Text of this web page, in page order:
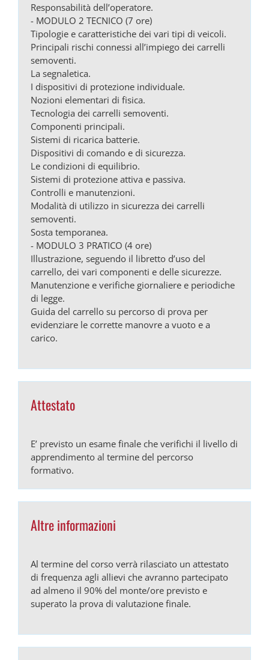
Responsabilità dell’operatore.
- MODULO 2 TECNICO (7 ore)
Tipologie e caratteristiche dei vari tipi di veicoli.
Principali rischi connessi all’impiego dei carrelli
semoventi.
La segnaletica.
I dispositivi di protezione individuale.
Nozioni elementari di fisica.
Tecnologia dei carrelli semoventi.
Componenti principali.
Sistemi di ricarica batterie.
Dispositivi di comando e di sicurezza.
Le condizioni di equilibrio.
Sistemi di protezione attiva e passiva.
Controlli e manutenzioni.
Modalità di utilizzo in sicurezza dei carrelli
semoventi.
Sosta temporanea.
- MODULO 3 PRATICO (4 ore)
Illustrazione, seguendo il libretto d’uso del
carrello, dei vari componenti e delle sicurezze.
Manutenzione e verifiche giornaliere e periodiche
di legge.
Guida del carrello su percorso di prova per
evidenziare le corrette manovre a vuoto e a
carico.
Attestato
E’ previsto un esame finale che verifichi il livello di
apprendimento al termine del percorso
formativo.
Altre informazioni
Al termine del corso verrà rilasciato un attestato
di frequenza agli allievi che avranno partecipato
ad almeno il 90% del monte/ore previsto e
superato la prova di valutazione finale.